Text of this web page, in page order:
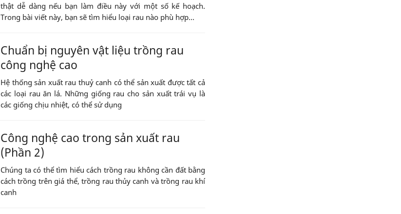
thật dễ dàng nếu bạn làm điều này với một số kế hoạch.
Trong bài viết này, bạn sẽ tìm hiểu loại rau nào phù hợp...
Chuẩn bị nguyên vật liệu trồng rau
công nghệ cao
Hệ thống sản xuất rau thuỷ canh có thể sản xuất được tất cả
các loại rau ăn lá. Những giống rau cho sản xuất trái vụ là
các giống chịu nhiệt, có thể sử dụng
Công nghệ cao trong sản xuất rau
(Phần 2)
Chúng ta có thể tìm hiểu cách trồng rau không cần đất bằng
cách trồng trên giá thể, trồng rau thủy canh và trồng rau khí
canh